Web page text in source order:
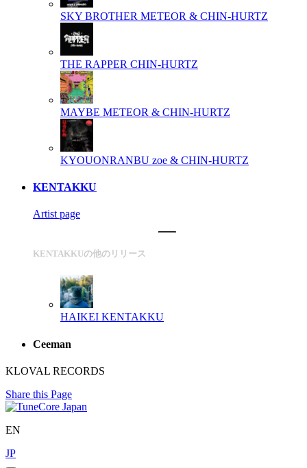
SKY BROTHER METEOR & CHIN-HURTZ
THE RAPPER CHIN-HURTZ
MAYBE METEOR & CHIN-HURTZ
KYOUONRANBU zoe & CHIN-HURTZ
KENTAKKU
Artist page
KENTAKKUの他のリリース
HAIKEI KENTAKKU
Ceeman
KLOVAL RECORDS
Share this Page
EN
JP